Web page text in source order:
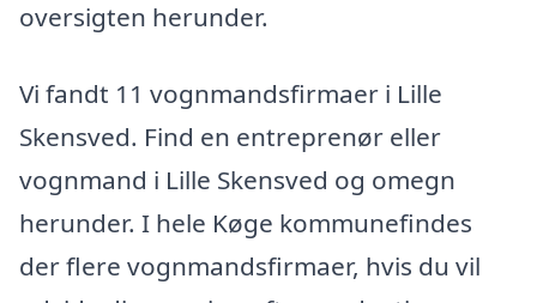
oversigten herunder.
Vi fandt 11 vognmandsfirmaer i Lille
Skensved. Find en entreprenør eller
vognmand i Lille Skensved og omegn
herunder. I hele Køge kommunefindes
der flere vognmandsfirmaer, hvis du vil